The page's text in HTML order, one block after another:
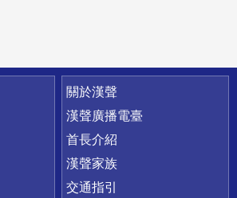
關於漢聲
漢聲廣播電臺
首長介紹
漢聲家族
交通指引